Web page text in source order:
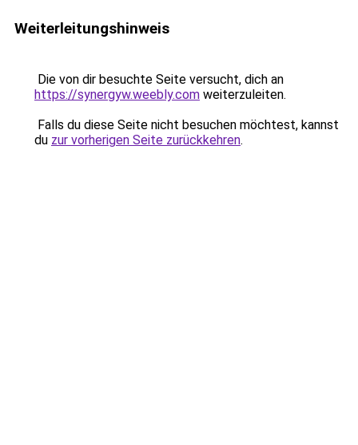
Weiterleitungshinweis
Die von dir besuchte Seite versucht, dich an
https://synergyw.weebly.com weiterzuleiten.
Falls du diese Seite nicht besuchen möchtest, kannst
du zur vorherigen Seite zurückkehren.